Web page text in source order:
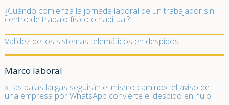
¿Cuándo comienza la jornada laboral de un trabajador sin
centro de trabajo físico o habitual?
Validez de los sistemas telemáticos en despidos
Marco laboral
«Las bajas largas seguirán el mismo camino»: el aviso de
una empresa por WhatsApp convierte el despido en nulo